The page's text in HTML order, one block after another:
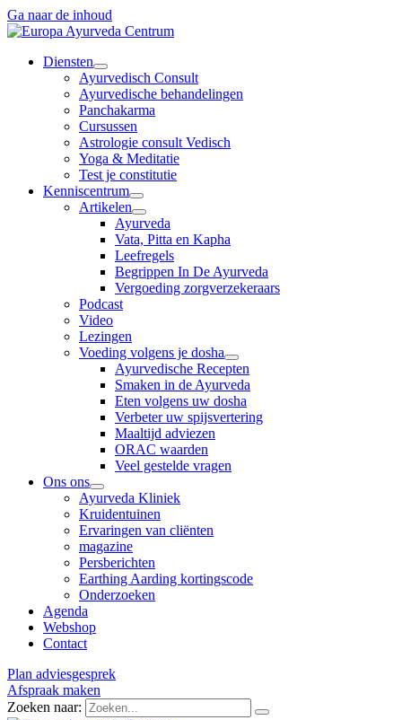
Ga naar de inhoud
Diensten
Ayurvedisch Consult
Ayurvedische behandelingen
Panchakarma
Cursussen
Astrologie consult Vedisch
Yoga & Meditatie
Test je constitutie
Kenniscentrum
Artikelen
Ayurveda
Vata, Pitta en Kapha
Leefregels
Begrippen In De Ayurveda
Vergoeding zorgverzekeraars
Podcast
Video
Lezingen
Voeding volgens je dosha
Ayurvedische Recepten
Smaken in de Ayurveda
Eten volgens uw dosha
Verbeter uw spijsvertering
Maaltijd adviezen
ORAC waarden
Veel gestelde vragen
Ons ons
Ayurveda Kliniek
Kruidentuinen
Ervaringen van cliënten
magazine
Persberichten
Earthing Aarding kortingscode
Onderzoeken
Agenda
Webshop
Contact
Plan adviesgesprek
Afspraak maken
Zoeken naar: